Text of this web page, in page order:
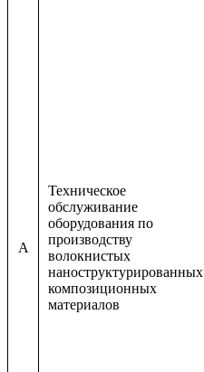
A
Техническое
обслуживание
оборудования по
производству
волокнистых
наноструктурированных
композиционных
материалов